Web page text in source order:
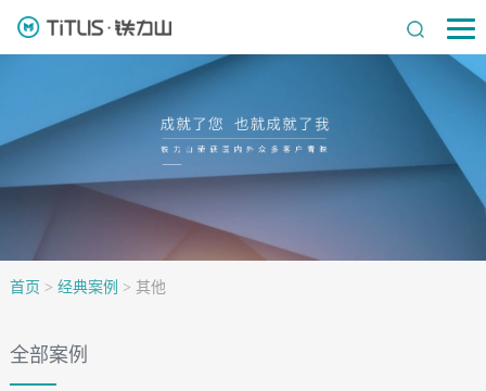
首页 > 经典案例 > 其他
全部案例